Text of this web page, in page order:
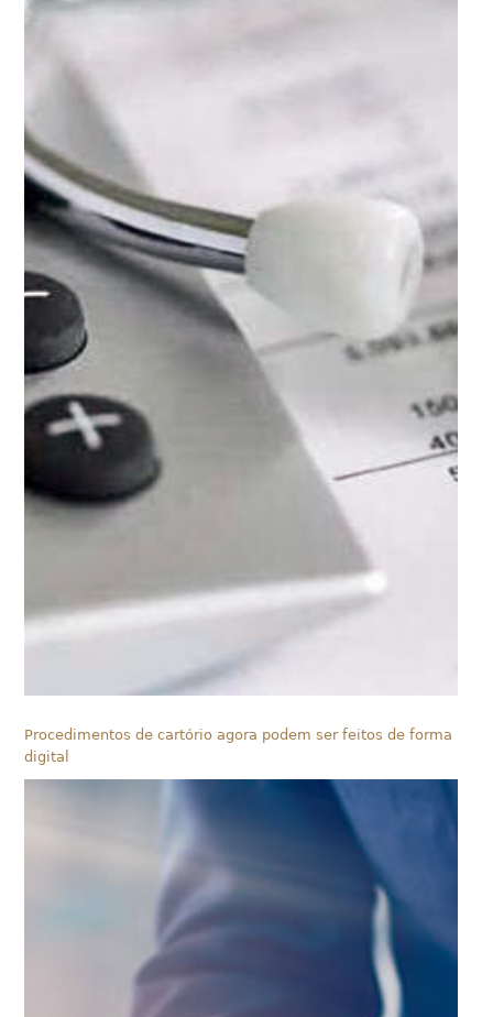
Procedimentos de cartório agora podem ser feitos de forma
digital